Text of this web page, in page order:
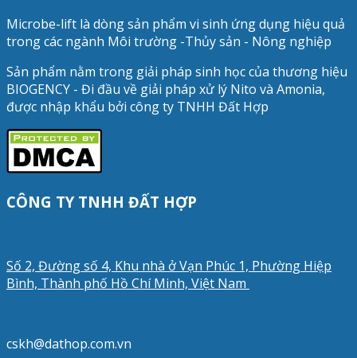
Microbe-lift là dòng sản phẩm vi sinh ứng dụng hiệu quả
trong các ngành Môi trường -Thủy sản - Nông nghiệp
Sản phẩm nằm trong giải pháp sinh học của thương hiệu
BIOGENCY - Đi đầu về giải pháp xử lý Nito và Amonia,
được nhập khẩu bởi công ty TNHH Đất Hợp
CÔNG TY TNHH ĐẤT HỢP
Số 2, Đường số 4, Khu nhà ở Vạn Phúc 1, Phường Hiệp
Bình, Thành phố Hồ Chí Minh, Việt Nam
cskh@dathop.com.vn